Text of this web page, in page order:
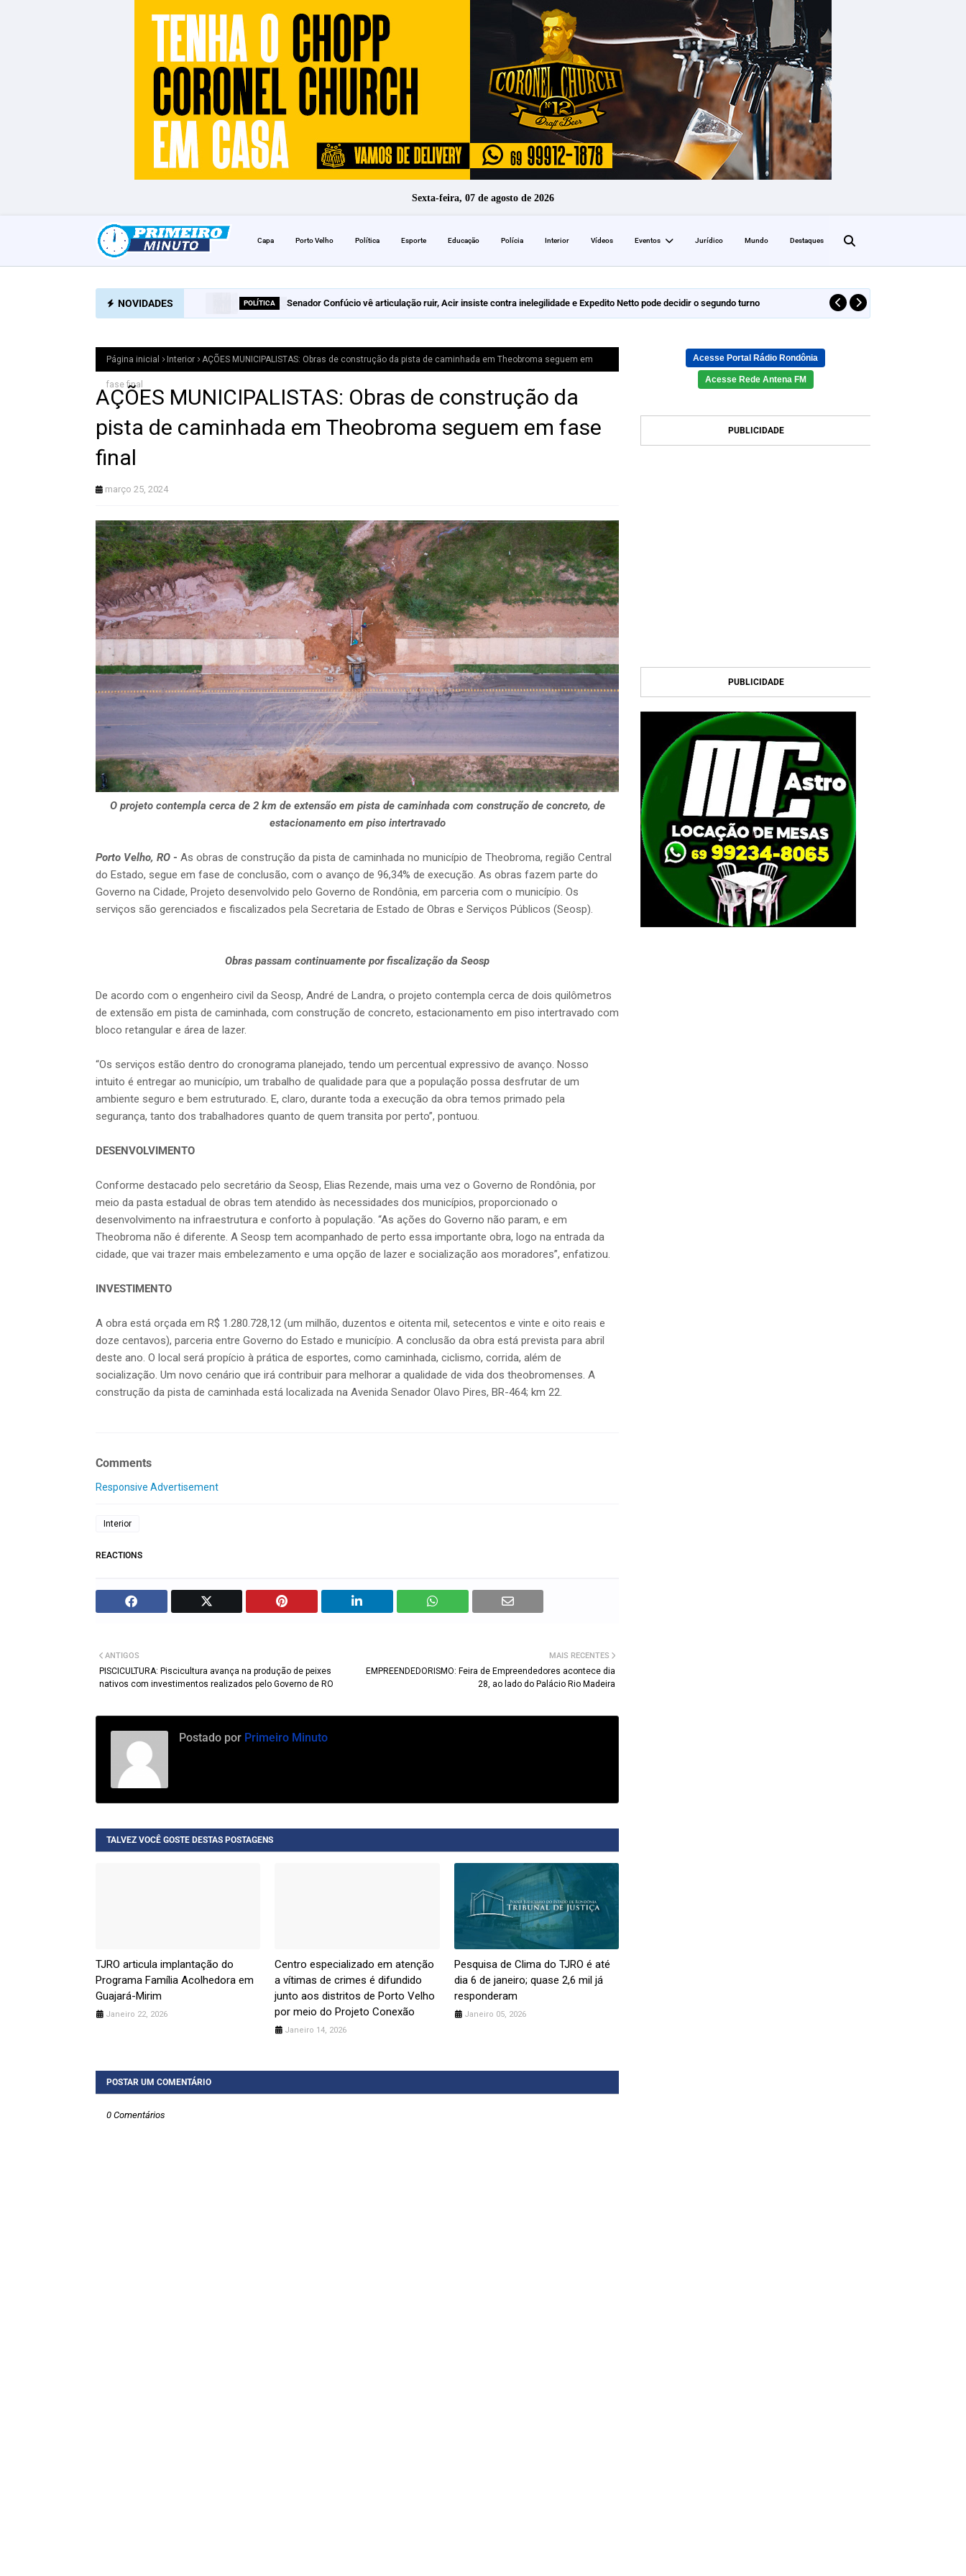
Sexta-feira, 07 de agosto de 2026
Capa Porto Velho Política Esporte Educação Polícia Interior Vídeos Eventos Jurídico Mundo Destaques
NOVIDADES POLÍTICA Senador Confúcio vê articulação ruir, Acir insiste contra inelegilidade e Expedito Netto pode decidir o segundo turno
Página inicial Interior AÇÕES MUNICIPALISTAS: Obras de construção da pista de caminhada em Theobroma seguem em
fase final
AÇÕES MUNICIPALISTAS: Obras de construção da
pista de caminhada em Theobroma seguem em fase
final
março 25, 2024
O projeto contempla cerca de 2 km de extensão em pista de caminhada com construção de concreto, de
estacionamento em piso intertravado
Porto Velho, RO - As obras de construção da pista de caminhada no município de Theobroma, região Central
do Estado, segue em fase de conclusão, com o avanço de 96,34% de execução. As obras fazem parte do
Governo na Cidade, Projeto desenvolvido pelo Governo de Rondônia, em parceria com o município. Os
serviços são gerenciados e fiscalizados pela Secretaria de Estado de Obras e Serviços Públicos (Seosp).
Obras passam continuamente por fiscalização da Seosp
De acordo com o engenheiro civil da Seosp, André de Landra, o projeto contempla cerca de dois quilômetros
de extensão em pista de caminhada, com construção de concreto, estacionamento em piso intertravado com
bloco retangular e área de lazer.
“Os serviços estão dentro do cronograma planejado, tendo um percentual expressivo de avanço. Nosso
intuito é entregar ao município, um trabalho de qualidade para que a população possa desfrutar de um
ambiente seguro e bem estruturado. E, claro, durante toda a execução da obra temos primado pela
segurança, tanto dos trabalhadores quanto de quem transita por perto”, pontuou.
DESENVOLVIMENTO
Conforme destacado pelo secretário da Seosp, Elias Rezende, mais uma vez o Governo de Rondônia, por
meio da pasta estadual de obras tem atendido às necessidades dos municípios, proporcionado o
desenvolvimento na infraestrutura e conforto à população. “As ações do Governo não param, e em
Theobroma não é diferente. A Seosp tem acompanhado de perto essa importante obra, logo na entrada da
cidade, que vai trazer mais embelezamento e uma opção de lazer e socialização aos moradores”, enfatizou.
INVESTIMENTO
A obra está orçada em R$ 1.280.728,12 (um milhão, duzentos e oitenta mil, setecentos e vinte e oito reais e
doze centavos), parceria entre Governo do Estado e município. A conclusão da obra está prevista para abril
deste ano. O local será propício à prática de esportes, como caminhada, ciclismo, corrida, além de
socialização. Um novo cenário que irá contribuir para melhorar a qualidade de vida dos theobromenses. A
construção da pista de caminhada está localizada na Avenida Senador Olavo Pires, BR-464; km 22.
Comments
Responsive Advertisement
Interior
REACTIONS
MAIS RECENTES
EMPREENDEDORISMO: Feira de Empreendedores acontece dia
28, ao lado do Palácio Rio Madeira
ANTIGOS
PISCICULTURA: Piscicultura avança na produção de peixes
nativos com investimentos realizados pelo Governo de RO
Postado por Primeiro Minuto
TALVEZ VOCÊ GOSTE DESTAS POSTAGENS
TJRO articula implantação do
Programa Família Acolhedora em
Guajará-Mirim
Janeiro 22, 2026
Centro especializado em atenção
a vítimas de crimes é difundido
junto aos distritos de Porto Velho
por meio do Projeto Conexão
Janeiro 14, 2026
Pesquisa de Clima do TJRO é até
dia 6 de janeiro; quase 2,6 mil já
responderam
Janeiro 05, 2026
POSTAR UM COMENTÁRIO
0 Comentários
Acesse Portal Rádio Rondônia
Acesse Rede Antena FM
PUBLICIDADE
PUBLICIDADE